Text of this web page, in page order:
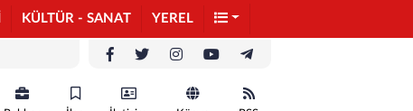
KÜLTÜR - SANAT YEREL